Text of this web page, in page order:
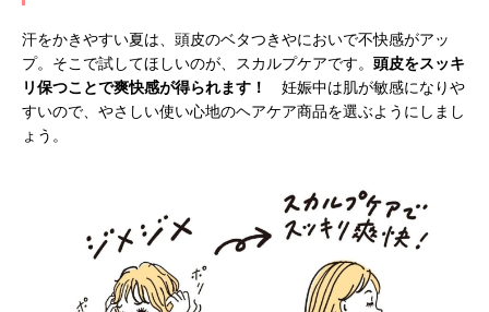
汗をかきやすい夏は、頭皮のベタつきやにおいで不快感がアッ
プ。そこで試してほしいのが、スカルプケアです。 頭皮をスッキ
リ保つことで爽快感が得られます！
妊娠中は肌が敏感になりや
すいので、やさしい使い心地のヘアケア商品を選ぶようにしまし
ょう。